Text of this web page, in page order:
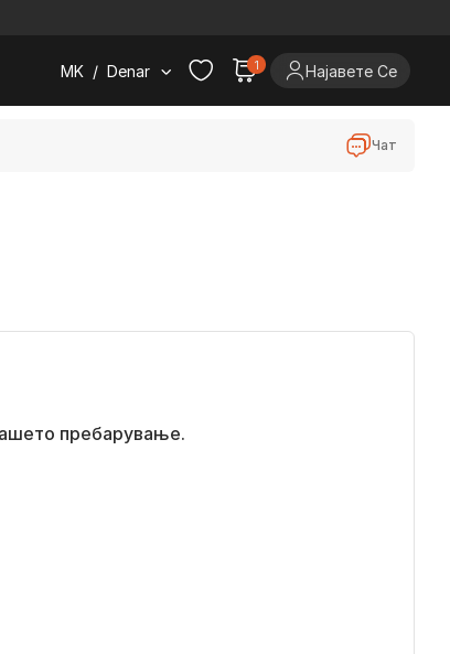
MK / Denar 1 Најавете Се
Чат
пребарување.